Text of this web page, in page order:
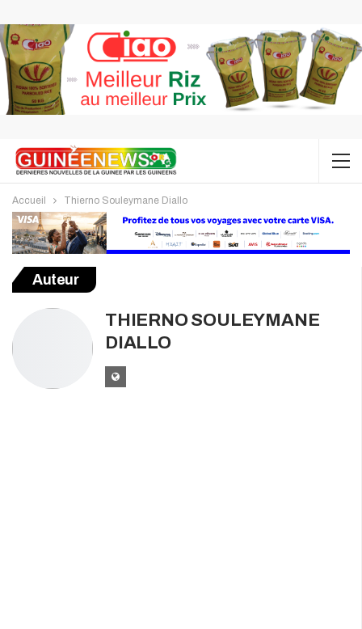
Accueil Thierno Souleymane Diallo
Auteur
THIERNO SOULEYMANE
DIALLO